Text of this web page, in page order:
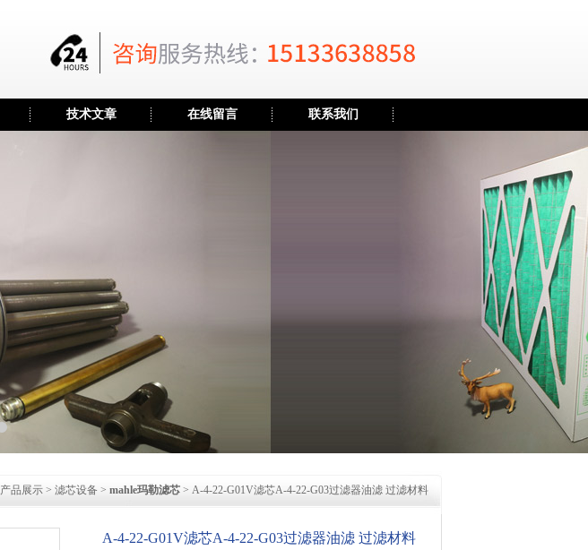
技术文章 在线留言 联系我们
产品展示 > 滤芯设备 > mahle玛勒滤芯 > A-4-22-G01V滤芯A-4-22-G03过滤器油滤 过滤材料
A-4-22-G01V滤芯A-4-22-G03过滤器油滤 过滤材料